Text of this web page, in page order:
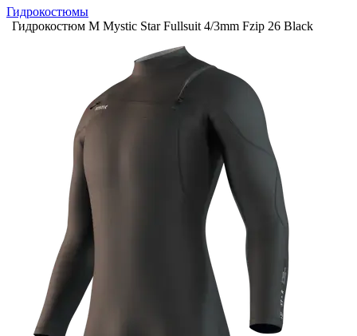
Гидрокостюмы
Гидрокостюм М Mystic Star Fullsuit 4/3mm Fzip 26 Black